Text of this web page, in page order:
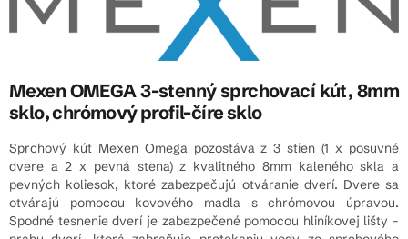
Mexen OMEGA 3-stenný sprchovací kút, 8mm
sklo, chrómový profil-číre sklo
Sprchový kút Mexen Omega pozostáva z 3 stien (1 x posuvné
dvere a 2 x pevná stena) z kvalitného 8mm kaleného skla a
pevných koliesok, ktoré zabezpečujú otváranie dverí. Dvere sa
otvárajú pomocou kovového madla s chrómovou úpravou.
Spodné tesnenie dverí je zabezpečené pomocou hliníkovej lišty -